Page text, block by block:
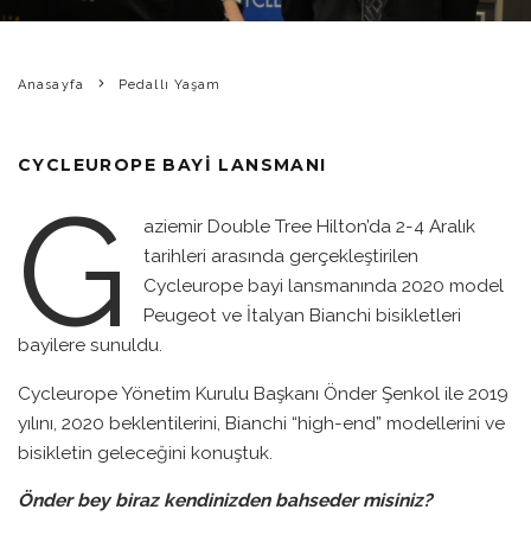
Anasayfa Pedallı Yaşam
CYCLEUROPE BAYİ LANSMANI
G
aziemir Double Tree Hilton’da 2-4 Aralık
tarihleri arasında gerçekleştirilen
Cycleurope bayi lansmanında 2020 model
Peugeot ve İtalyan Bianchi bisikletleri
bayilere sunuldu.
Cycleurope Yönetim Kurulu Başkanı Önder Şenkol ile 2019
yılını, 2020 beklentilerini, Bianchi “high-end” modellerini ve
bisikletin geleceğini konuştuk.
Önder bey biraz kendinizden bahseder misiniz?